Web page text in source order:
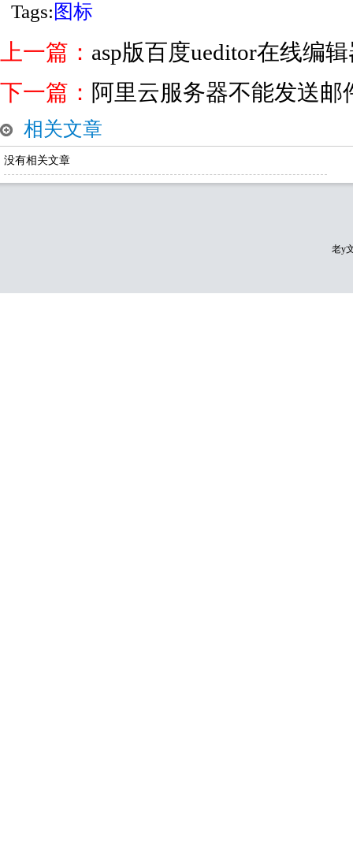
Tags: 图标
上一篇： asp版百度ueditor在线编
下一篇： 阿里云服务器不能发送邮
相关文章
没有相关文章
老y